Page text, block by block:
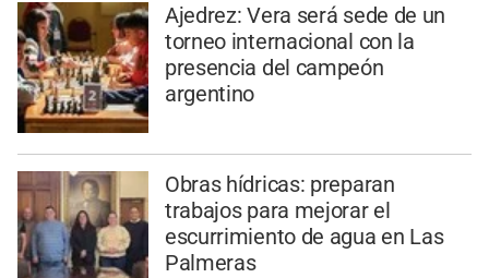
Ajedrez: Vera será sede de un
torneo internacional con la
presencia del campeón
argentino
Obras hídricas: preparan
trabajos para mejorar el
escurrimiento de agua en Las
Palmeras